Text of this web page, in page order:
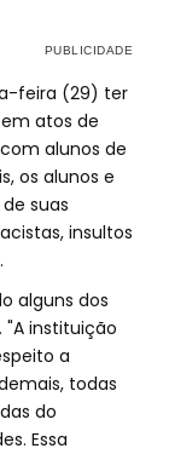
feira (29) ter
atos de
alunos de
os alunos e
suas
insultos
alguns dos
instituição
a
todas
do
Essa